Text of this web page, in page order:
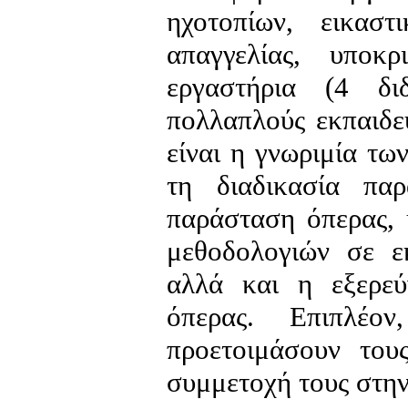
ηχοτοπίων,
απαγγελίας,
εργαστήρια (4
πολλαπλούς
είναι η γνωριμία
τη διαδικασία
παράσταση όπερας,
μεθοδολογιών σε
αλλά και η
όπερας.
προετοιμάσουν
συμμετοχή τους